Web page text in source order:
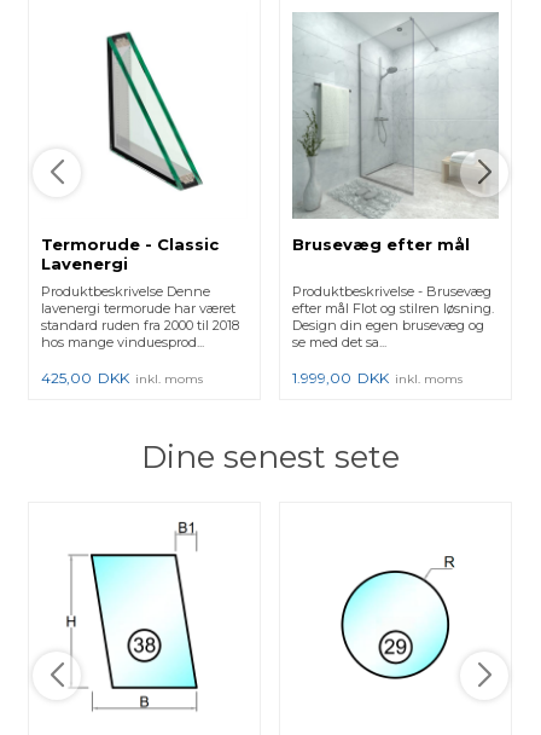
Termorude - Classic
Lavenergi
Produktbeskrivelse Denne
lavenergi termorude har været
standard ruden fra 2000 til 2018
hos mange vinduesprod...
425,00 DKK inkl. moms
Brusevæg efter mål
Produktbeskrivelse - Brusevæg
efter mål Flot og stilren løsning.
Design din egen brusevæg og
se med det sa...
1.999,00 DKK inkl. moms
Dine senest sete